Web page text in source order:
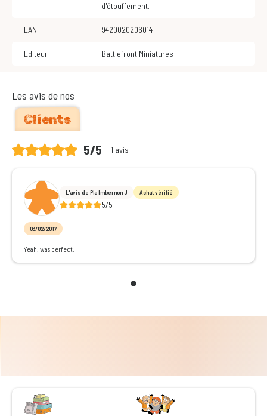
d'étouffement.
EAN 9420020206014
Editeur Battlefront Miniatures
Les avis de nos
Clients
5/5 1 avis
L'avis de Pla Imbernon J Achat vérifié
5/5
03/02/2017
Yeah, was perfect.